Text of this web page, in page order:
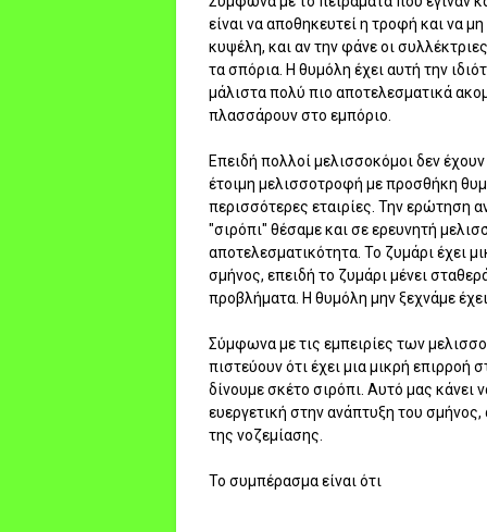
είναι να αποθηκευτεί η τροφή και να
κυψέλη, και αν την φάνε οι
τα σπόρια. Η θυμόλη έχει αυτή την
μάλιστα πολύ πιο αποτελεσματικά
πλασσάρουν στο εμπόριο.
Επειδή πολλοί μελισσοκόμοι δεν
έτοιμη μελισσοτροφή με προσθήκη
περισσότερες εταιρίες. Την ερώτηση
"σιρόπι" θέσαμε και σε ερευνητή
αποτελεσματικότητα. Το ζυμάρι έχει
σμήνος, επειδή το ζυμάρι μένει
προβλήματα. Η θυμόλη μην ξεχνάμε
Σύμφωνα με τις εμπειρίες των
πιστεύουν ότι έχει μια μικρή
δίνουμε σκέτο σιρόπι. Αυτό μας κάνει
ευεργετική στην ανάπτυξη του
της νοζεμίασης.
Το συμπέρασμα είναι ότι